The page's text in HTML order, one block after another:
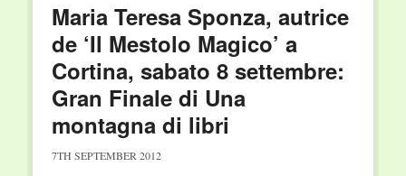
Maria Teresa Sponza, autrice
de ‘Il Mestolo Magico’ a
Cortina, sabato 8 settembre:
Gran Finale di Una
montagna di libri
7TH SEPTEMBER 2012